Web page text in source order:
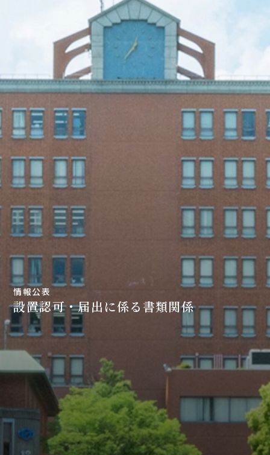
情報公表
設置認可・届出に係る書類関係